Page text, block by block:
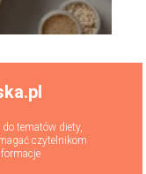
tematów diety,
czytelnikom